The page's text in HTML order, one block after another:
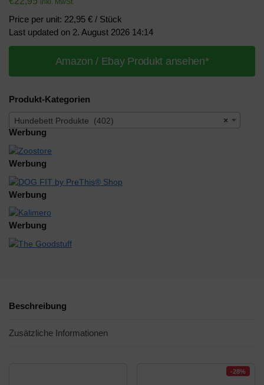
inkl. MwSt.
Price per unit: 22,95 € / Stück
Last updated on 2. August 2026 14:14
Amazon / Ebay Produkt ansehen*
Produkt-Kategorien
×
Hundebett Produkte (402)
Werbung
Werbung
Werbung
Werbung
Beschreibung
Zusätzliche Informationen
-28%